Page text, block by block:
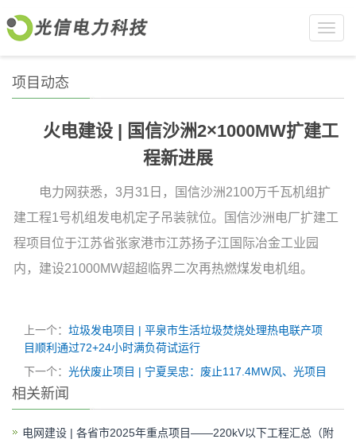
项目动态
火电建设 | 国信沙洲2×1000MW扩建工
程新进展
电力网获悉，3月31日，国信沙洲2100万千瓦机组扩
建工程1号机组发电机定子吊装就位。国信沙洲电厂扩建工
程项目位于江苏省张家港市江苏扬子江国际冶金工业园
内，建设21000MW超超临界二次再热燃煤发电机组。
上一个： 垃圾发电项目 | 平泉市生活垃圾焚烧处理热电联产项
目顺利通过72+24小时满负荷试运行
下一个： 光伏废止项目 | 宁夏吴忠：废止117.4MW风、光项目
相关新闻
电网建设 | 各省市2025年重点项目——220kV以下工程汇总（附